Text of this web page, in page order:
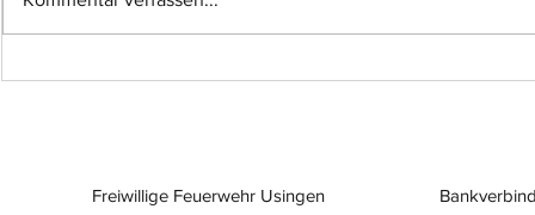
Einsatz-Nr.: 057
Freiwillige Feuerwehr Usingen